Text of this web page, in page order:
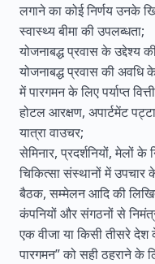
लगाने का कोई निर्णय उनके
स्वास्थ्य बीमा की उपलब्धता;
योजनाबद्ध प्रवास के उद्देश्य
योजनाबद्ध प्रवास की
में पारगमन के लिए पर्याप्त
होटल आरक्षण, अपार्टमेंट
यात्रा वाउचर;
सेमिनार, प्रदर्शनियों, मेलों
चिकित्सा संस्थानों में उपचार
बैठक, सम्मेलन आदि की
कंपनियों और संगठनों से
एक वीजा या किसी तीसरे देश
पारगमन” को सही ठहराने के